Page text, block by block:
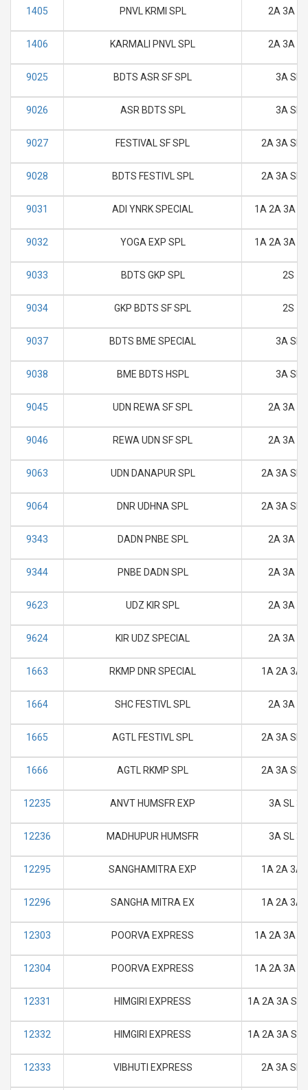
1405 PNVL KRMI SPL 2A 3A SL
1406 KARMALI PNVL SPL 2A 3A SL
9025 BDTS ASR SF SPL 3A SL
9026 ASR BDTS SPL 3A SL
9027 FESTIVAL SF SPL 2A 3A SL
9028 BDTS FESTIVL SPL 2A 3A SL
9031 ADI YNRK SPECIAL 1A 2A 3A
9032 YOGA EXP SPL 1A 2A 3A
9033 BDTS GKP SPL 2S
9034 GKP BDTS SF SPL 2S
9037 BDTS BME SPECIAL 3A SL
9038 BME BDTS HSPL 3A SL
9045 UDN REWA SF SPL 2A 3A SL
9046 REWA UDN SF SPL 2A 3A SL
9063 UDN DANAPUR SPL 2A 3A SL
9064 DNR UDHNA SPL 2A 3A SL
9343 DADN PNBE SPL 2A 3A SL
9344 PNBE DADN SPL 2A 3A SL
9623 UDZ KIR SPL 2A 3A SL
9624 KIR UDZ SPECIAL 2A 3A SL
1663 RKMP DNR SPECIAL 1A 2A 3A
1664 SHC FESTIVL SPL 2A 3A SL
1665 AGTL FESTIVL SPL 2A 3A SL
1666 AGTL RKMP SPL 2A 3A SL
12235 ANVT HUMSFR EXP 3A SL 3E
12236 MADHUPUR HUMSFR 3A SL 3E
12295 SANGHAMITRA EXP 1A 2A 3A
12296 SANGHA MITRA EX 1A 2A 3A
12303 POORVA EXPRESS 1A 2A 3A
12304 POORVA EXPRESS 1A 2A 3A
12331 HIMGIRI EXPRESS 1A 2A 3A SL
12332 HIMGIRI EXPRESS 1A 2A 3A SL
12333 VIBHUTI EXPRESS 2A 3A SL